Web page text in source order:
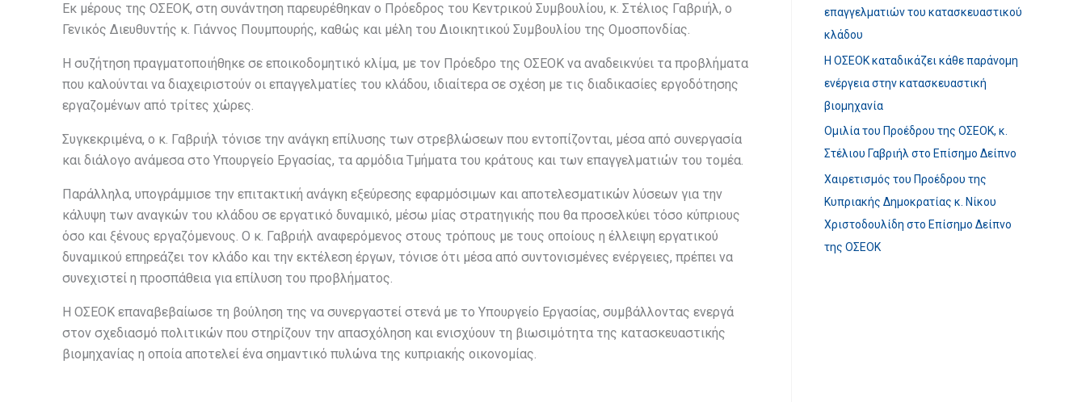
Εκ μέρους της ΟΣΕΟΚ, στη συνάντηση παρευρέθηκαν ο Πρόεδρος του Κεντρικού Συμβουλίου, κ. Στέλιος Γαβριήλ, ο
Γενικός Διευθυντής κ. Γιάννος Πουμπουρής, καθώς και μέλη του Διοικητικού Συμβουλίου της Ομοσπονδίας.
Η συζήτηση πραγματοποιήθηκε σε εποικοδομητικό κλίμα, με τον Πρόεδρο της ΟΣΕΟΚ να αναδεικνύει τα προβλήματα
που καλούνται να διαχειριστούν οι επαγγελματίες του κλάδου, ιδιαίτερα σε σχέση με τις διαδικασίες εργοδότησης
εργαζομένων από τρίτες χώρες.
Συγκεκριμένα, ο κ. Γαβριήλ τόνισε την ανάγκη επίλυσης των στρεβλώσεων που εντοπίζονται, μέσα από συνεργασία
και διάλογο ανάμεσα στο Υπουργείο Εργασίας, τα αρμόδια Τμήματα του κράτους και των επαγγελματιών του τομέα.
Παράλληλα, υπογράμμισε την επιτακτική ανάγκη εξεύρεσης εφαρμόσιμων και αποτελεσματικών λύσεων για την
κάλυψη των αναγκών του κλάδου σε εργατικό δυναμικό, μέσω μίας στρατηγικής που θα προσελκύει τόσο κύπριους
όσο και ξένους εργαζόμενους. Ο κ. Γαβριήλ αναφερόμενος στους τρόπους με τους οποίους η έλλειψη εργατικού
δυναμικού επηρεάζει τον κλάδο και την εκτέλεση έργων, τόνισε ότι μέσα από συντονισμένες ενέργειες, πρέπει να
συνεχιστεί η προσπάθεια για επίλυση του προβλήματος.
Η ΟΣΕΟΚ επαναβεβαίωσε τη βούληση της να συνεργαστεί στενά με το Υπουργείο Εργασίας, συμβάλλοντας ενεργά
στον σχεδιασμό πολιτικών που στηρίζουν την απασχόληση και ενισχύουν τη βιωσιμότητα της κατασκευαστικής
βιομηχανίας η οποία αποτελεί ένα σημαντικό πυλώνα της κυπριακής οικονομίας.
επαγγελματιών του κατασκευαστικού
κλάδου
Η ΟΣΕΟΚ καταδικάζει κάθε παράνομη
ενέργεια στην κατασκευαστική
βιομηχανία
Ομιλία του Προέδρου της ΟΣΕΟΚ, κ.
Στέλιου Γαβριήλ στο Επίσημο Δείπνο
Χαιρετισμός του Προέδρου της
Κυπριακής Δημοκρατίας κ. Νίκου
Χριστοδουλίδη στο Επίσημο Δείπνο
της ΟΣΕΟΚ